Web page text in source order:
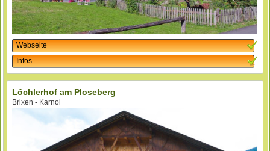
Webseite
Infos
Löchlerhof am Ploseberg
Brixen - Karnol